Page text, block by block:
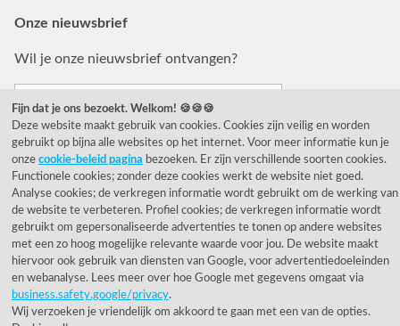
Onze nieuwsbrief
Wil je onze nieuwsbrief ontvangen?
© 1955 - 2026 Rietveld Licht B.V.
Fijn dat je ons bezoekt. Welkom! 🍪🍪🍪
Deze website maakt gebruik van cookies. Cookies zijn veilig en worden
gebruikt op bijna alle websites op het internet. Voor meer informatie kun je
onze cookie-beleid pagina bezoeken. Er zijn verschillende soorten cookies.
Functionele cookies; zonder deze cookies werkt de website niet goed.
Analyse cookies; de verkregen informatie wordt gebruikt om de werking van
de website te verbeteren. Profiel cookies; de verkregen informatie wordt
gebruikt om gepersonaliseerde advertenties te tonen op andere websites
met een zo hoog mogelijke relevante waarde voor jou. De website maakt
hiervoor ook gebruik van diensten van Google, voor advertentiedoeleinden
en webanalyse. Lees meer over hoe Google met gegevens omgaat via
business.safety.google/privacy.
Wij verzoeken je vriendelijk om akkoord te gaan met een van de opties.